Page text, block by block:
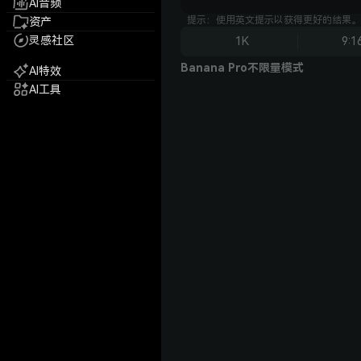
AI音频
资产
灵感社区
AI特效
AI工具
提示：使用英文提示以获得更好的结果。
1K
Banana Pro不限量模式